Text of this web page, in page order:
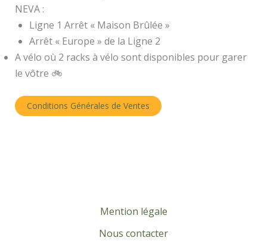
NEVA :
Ligne 1 Arrêt « Maison Brûlée »
Arrêt « Europe » de la Ligne 2
A vélo où 2 racks à vélo sont disponibles pour garer
le vôtre 🚲
Conditions Générales de Ventes
Mention légale
Nous contacter